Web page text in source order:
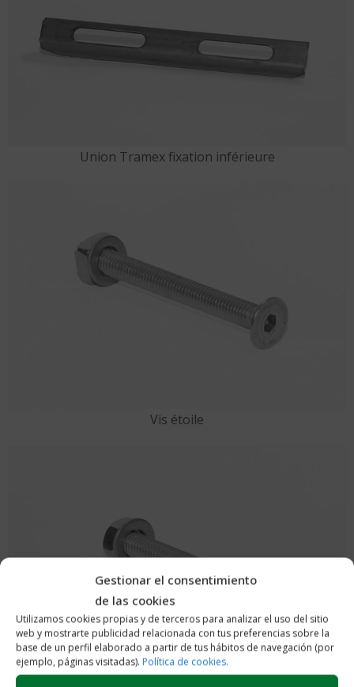
Gestionar el consentimiento
de las cookies
Utilizamos cookies propias y de terceros para analizar el uso del sitio
web y mostrarte publicidad relacionada con tus preferencias sobre la
base de un perfil elaborado a partir de tus hábitos de navegación (por
ejemplo, páginas visitadas). Política de cookies.
Union Tramex fixation inférieure
Vis étoile